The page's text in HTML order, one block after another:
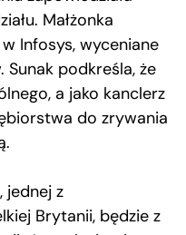
Małżonka
Infosys, wyceniane
podkreśla, że
a jako kanclerz
do zrywania
jednej z
Brytanii, będzie z